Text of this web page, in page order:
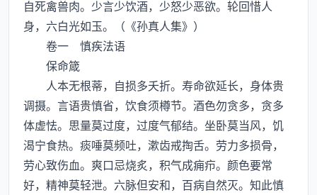
自死禽兽肉。少言少饮酒，少怒少恶欲。轮回惜人
身，六白光如玉。（《孙真人集》）
卷一 慎疾法语
保命箴
人本无根蒂，自损多夭折。寿命欲延长，身体贵
调摄。言语贵慎省，饮食须樽节。酒色勿贪多，贪多
体虚怯。思量莫过度，过度气郁结。坐卧莫当风，饥
渴宁食热。痰唾莫频吐，漱齿戒掏舌。劳力多损骨，
劳心致伤血。爽口忌烧炙，积气成痈疖。颜色要常
好，精神莫轻泄。六脉但安和，百病自然灭。知此慎